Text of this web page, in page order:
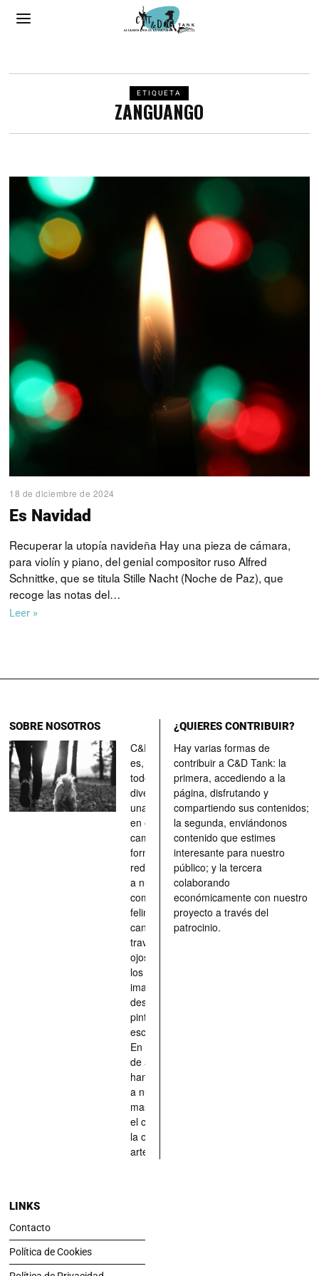
ETIQUETA
ZANGUANGO
18 de diciembre de 2024
Es Navidad
Recuperar la utopía navideña Hay una pieza de cámara,
para violín y piano, del genial compositor ruso Alfred
Schnittke, que se titula Stille Nacht (Noche de Paz), que
recoge las notas del…
Leer »
SOBRE NOSOTROS
C&D Tank
es, ante
todo, un
divertimento,
una parada
en el
camino, una
forma de
redescubrir
a nuestros
compañeros
felinos y
caninos a
través de los
ojos quienes
los han
imaginado,
descrito,
pintado,
esculpido...
En definitiva,
de aquellos
han situado
a nuestras
mascotas en
el centro de
la obra de
arte.
¿QUIERES CONTRIBUIR?
Hay varias formas de
contribuir a C&D Tank: la
primera, accediendo a la
página, disfrutando y
compartiendo sus contenidos;
la segunda, enviándonos
contenido que estimes
interesante para nuestro
público; y la tercera
colaborando
económicamente con nuestro
proyecto a través del
patrocinio.
LINKS
Contacto
Política de Cookies